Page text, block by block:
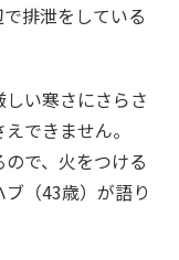
排泄をしている
い寒さにさらさ
できません。
ので、火をつける
（43歳）が語り